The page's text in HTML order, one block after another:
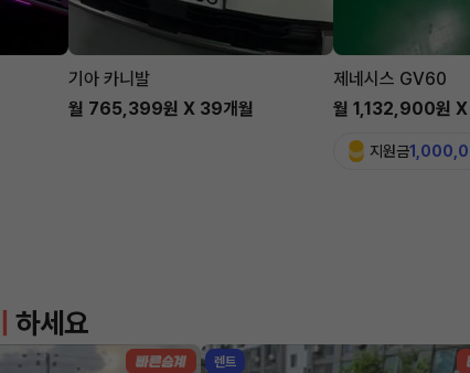
기아 카니발
월 765,399원 X 39개월
제네시스 GV60
월 1,132,900원 X
지원금
하세요
렌트